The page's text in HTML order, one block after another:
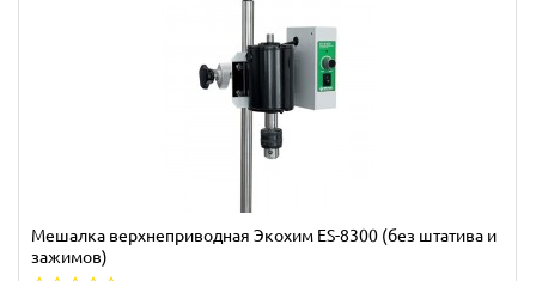
Мешалка верхнеприводная Экохим ES-8300 (без штатива и
зажимов)